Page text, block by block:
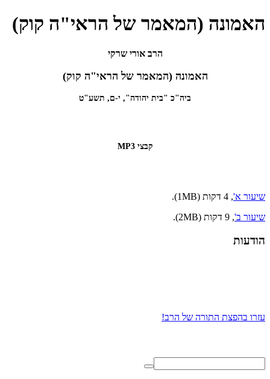
האמונה (המאמר של הראי"ה קוק)
הרב אורי שרקי
האמונה (המאמר של הראי"ה קוק)
ביה"כ "בית יהודה", י-ם, תשע"ט
קבצי MP3
שיעור א', 4 דקות (1MB).
שיעור ב', 9 דקות (2MB).
הודעות
עזרו בהפצת התורה של הרב!